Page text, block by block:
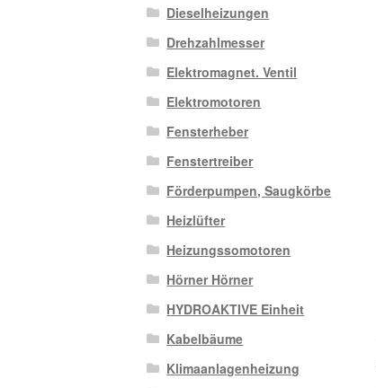
Dieselheizungen
Drehzahlmesser
Elektromagnet. Ventil
Elektromotoren
Fensterheber
Fenstertreiber
Förderpumpen, Saugkörbe
Heizlüfter
Heizungssomotoren
Hörner Hörner
HYDROAKTIVE Einheit
Kabelbäume
Klimaanlagenheizung